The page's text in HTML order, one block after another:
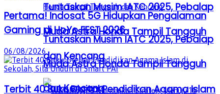
Tuntaskan Musim IATC 2025, Pebalap
Muda Astra Honda Tampil Tangguh
dan Kencang
Tuntaskan Musim IATC 2025, Pebalap
Muda Astra Honda Tampil Tangguh
dan Kencang
Pertama! Indosat 5G Hidupkan Pengalaman
Gaming di HoYo FEST 2026
06/08/2026
Terbit 40 Buku Digital Pendidikan Agama Islam